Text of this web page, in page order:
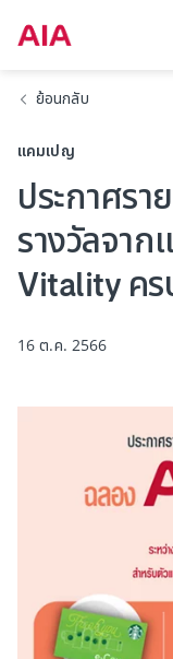
ย้อนกลับ
แคมเปญ
ประกาศร
รางวัลจา
Vitality คร
16 ต.ค. 2566